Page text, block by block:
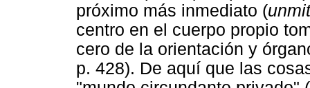
próximo más inmediato (
centro en el cuerpo propio
cero de la orientación y
p. 428). De aquí que las